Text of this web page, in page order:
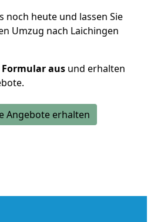
noch heute und lassen Sie
Umzug nach Laichingen
Formular aus und erhalten
Angebote erhalten